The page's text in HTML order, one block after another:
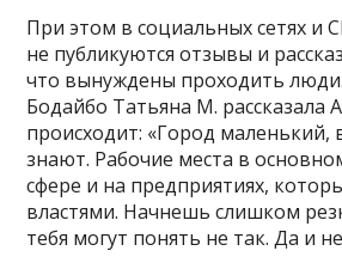
При этом в социальных сетях и
не публикуются отзывы и
что вынуждены проходить
Бодайбо Татьяна М. рассказала
происходит: «Город маленький,
знают. Рабочие места в
сфере и на предприятиях,
властями. Начнешь слишком
тебя могут понять не так. Да и